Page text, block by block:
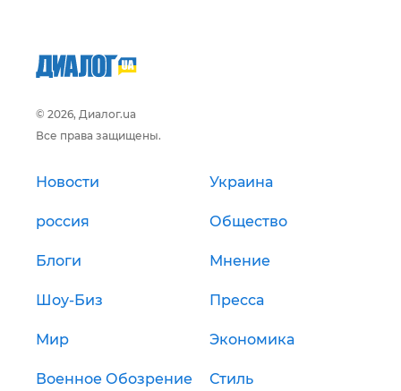
© 2026, Диалог.ua
Все права защищены.
Новости Украина
россия Общество
Блоги Мнение
Шоу-Биз Пресса
Мир Экономика
Военное Обозрение Стиль